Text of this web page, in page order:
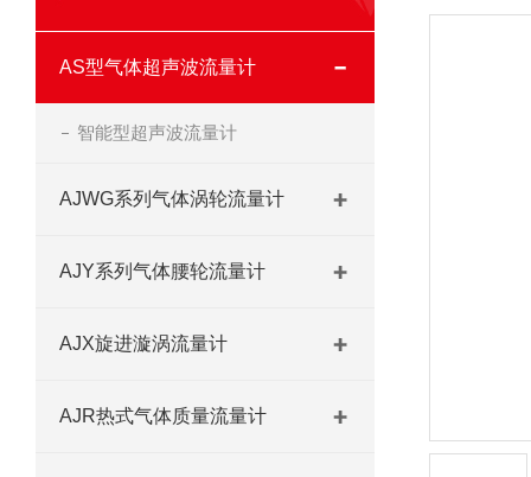
AS型气体超声波流量计
智能型超声波流量计
AJWG系列气体涡轮流量计
AJY系列气体腰轮流量计
AJX旋进漩涡流量计
AJR热式气体质量流量计